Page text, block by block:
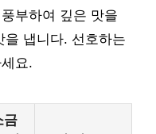
부하여 깊은 맛을
을 냅니다. 선호하는
요.
금